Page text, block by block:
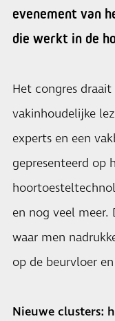
evenement van
die werkt in de
Het congres
vakinhoudelijke
experts en een
gepresenteerd op
en nog veel
waar men
op de beurvloer
Nieuwe clusters: